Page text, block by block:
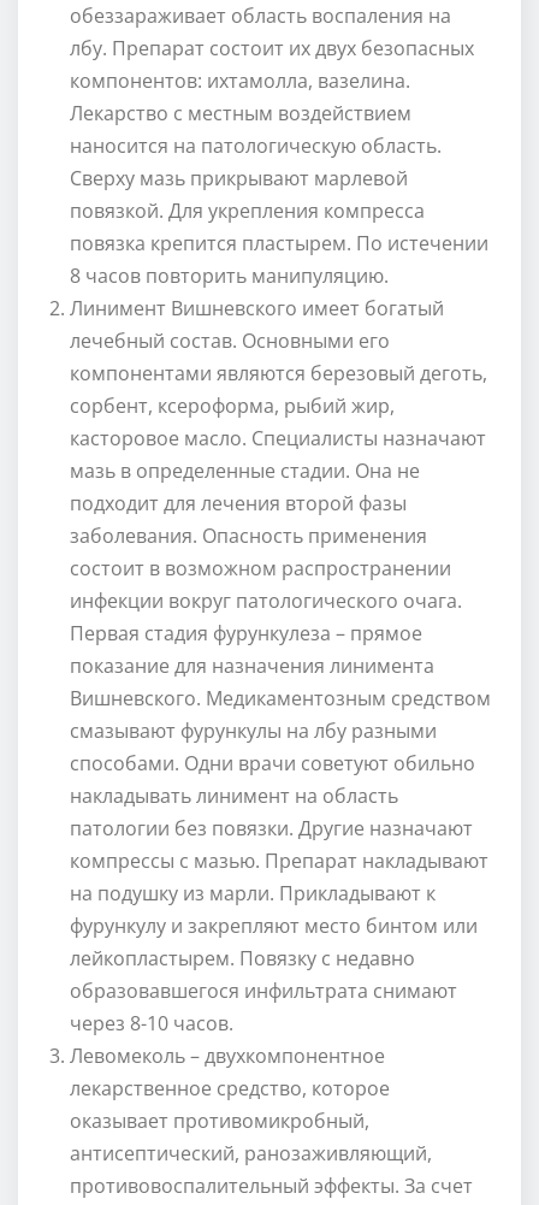
обеззараживает область воспаления на
лбу. Препарат состоит их двух безопасных
компонентов: ихтамолла, вазелина.
Лекарство с местным воздействием
наносится на патологическую область.
Сверху мазь прикрывают марлевой
повязкой. Для укрепления компресса
повязка крепится пластырем. По истечении
8 часов повторить манипуляцию.
Линимент Вишневского имеет богатый
лечебный состав. Основными его
компонентами являются березовый деготь,
сорбент, ксероформа, рыбий жир,
касторовое масло. Специалисты назначают
мазь в определенные стадии. Она не
подходит для лечения второй фазы
заболевания. Опасность применения
состоит в возможном распространении
инфекции вокруг патологического очага.
Первая стадия фурункулеза – прямое
показание для назначения линимента
Вишневского. Медикаментозным средством
смазывают фурункулы на лбу разными
способами. Одни врачи советуют обильно
накладывать линимент на область
патологии без повязки. Другие назначают
компрессы с мазью. Препарат накладывают
на подушку из марли. Прикладывают к
фурункулу и закрепляют место бинтом или
лейкопластырем. Повязку с недавно
образовавшегося инфильтрата снимают
через 8-10 часов.
Левомеколь – двухкомпонентное
лекарственное средство, которое
оказывает противомикробный,
антисептический, ранозаживляющий,
противовоспалительный эффекты. За счет